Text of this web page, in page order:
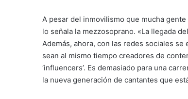
A pesar del inmovilismo que mucha
lo señala la mezzosoprano. «La llegada del
Además, ahora, con las redes sociales
sean al mismo tiempo creadores de
‘influencers’. Es demasiado para una
la nueva generación de cantantes que